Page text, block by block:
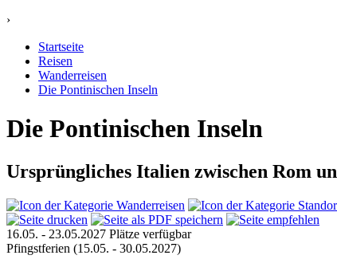
›
Startseite
Reisen
Wanderreisen
Die Pontinischen Inseln
Die Pontinischen Inseln
Ursprüngliches Italien zwischen Rom
16.05. - 23.05.2027 Plätze verfügbar
Pfingstferien (15.05. - 30.05.2027)